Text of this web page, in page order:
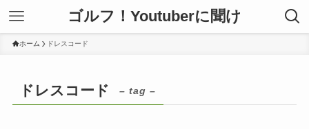
ゴルフ！Youtuberに聞け
ホーム ドレスコード
ドレスコード – tag –